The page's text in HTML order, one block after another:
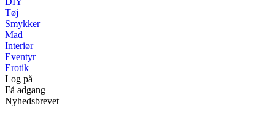
Tøj
Smykker
Mad
Interiør
Eventyr
Erotik
Log på
Få adgang
Nyhedsbrevet